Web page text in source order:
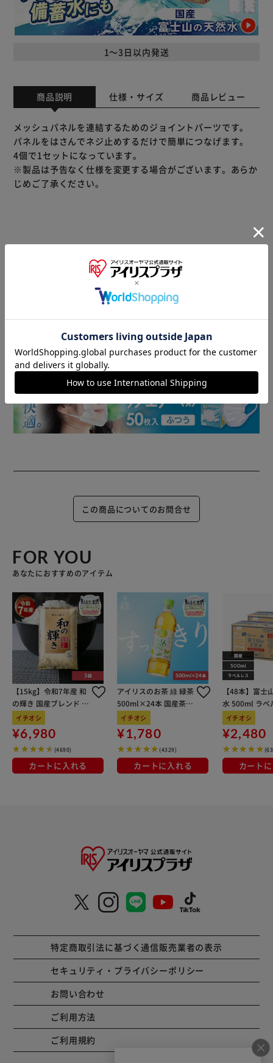
1～3日以内発送
商品説明 仕様・サイズ 商品レビュー
メッシュパネルを連結するためのジョイントパーツです。
パネルをはさんでネジ止めするだけで簡単につなげます。
4個で1セットになっています。
※製品は予告なく仕様を変更する場合がございます。あらか
じめご了承ください。
▼ 食品・飲料おすすめ ▼
この商品についてのお問合せ
FOR YOU
あなたにおすすめのアイテム
【15kg】令和7年産 和
の輝き 国産ブレンド 5
kg×3袋
イチオシ
¥6,980
(4690)
カートに入れる
アイリスのお茶 綠 緑茶
500ml×24本 国産茶葉
100％使用
イチオシ
¥1,780
(4329)
カートに入れる
【48本】富士
水 500ml ラベ
イチオシ
¥2,480
カート
特定商取引法に基づく通信販売業者の表示
セキュリティ・プライバシーポリシー
お問い合わせ
ご利用方法
ご利用規約